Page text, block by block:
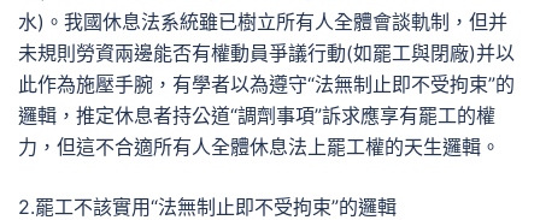
水)。我國休息法系統雖已樹立所有人全體會談軌制，但并
未規則勞資兩邊能否有權動員爭議行動(如罷工與閉廠)并以
此作為施壓手腕，有學者以為遵守“法無制止即不受拘束”的
邏輯，推定休息者持公道“調劑事項”訴求應享有罷工的權
力，但這不合適所有人全體休息法上罷工權的天生邏輯。
2.罷工不該實用“法無制止即不受拘束”的邏輯